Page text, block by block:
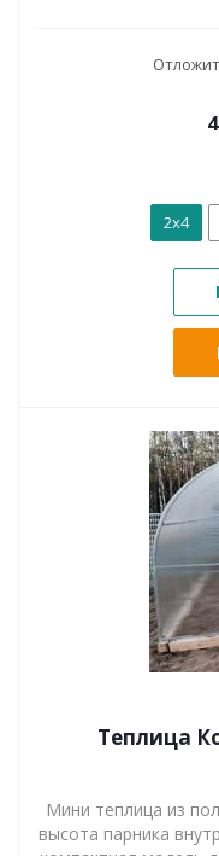
2x4
Теплица
Мини теплица из
высота парника